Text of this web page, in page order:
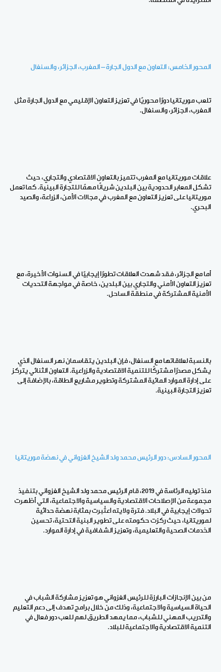
المحور الخامس: التعاون مع الدول الجارة – المغرب، الجزائر، والسنغال
تلعب موريتانيا دورًا محوريًا في تعزيز التعاون الإقليمي مع الدول الجارة مثل
المغرب، الجزائر، والسنغال.
علاقات موريتانيا مع المغرب تتميز بالتعاون الاقتصادي والتجاري، حيث
تشكل المعابر الحدودية بين البلدين شريانًا مهمًا للتجارة البينية. كما تعمل
موريتانيا على تعزيز التعاون مع المغرب في مجالات الأمن، الزراعة، والصيد
البحري.
أما مع الجزائر، فقد شهدت العلاقات تطورًا إيجابيًا في السنوات الأخيرة، مع
تعزيز التعاون الأمني والتجاري بين البلدين، خاصة في مواجهة التحديات
الأمنية المشتركة في منطقة الساحل.
بالنسبة لعلاقاتها مع السنغال، فإن البلدين يتقاسمان نهر السنغال الذي
يشكل مصدرًا مشتركًا للتنمية الاقتصادية والزراعية. التعاون الثنائي يتركز
على إدارة الموارد المائية المشتركة وتطوير مشاريع الطاقة، بالإضافة إلى
تعزيز التجارة البينية.
المحور السادس: دور الرئيس محمد ولد الشيخ الغزواني في نهضة موريتانيا
منذ توليه الرئاسة في 2019، قام الرئيس محمد ولد الشيخ الغزواني بتنفيذ
مجموعة من الإصلاحات الاقتصادية والسياسية والاجتماعية، التي أظهرت
تحولات إيجابية في البلاد. فترة ولايته اعتُبرت بمثابة نهضة حداثية
لموريتانيا، حيث ركزت حكومته على تطوير البنية التحتية، تحسين
الخدمات الصحية والتعليمية، وتعزيز الشفافية في إدارة الموارد.
من بين الإنجازات البارزة للرئيس الغزواني هو تعزيز مشاركة الشباب في
الحياة السياسية والاجتماعية، وذلك من خلال برامج تهدف إلى دعم التعليم
والتدريب المهني للشباب، مما يمهد الطريق لهم للعب دور فعال في
التنمية الاقتصادية والاجتماعية للبلاد.